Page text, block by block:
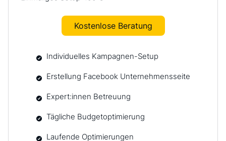
Kostenlose Beratung
Individuelles Kampagnen-Setup
Erstellung Facebook Unternehmensseite
Expert:innen Betreuung
Tägliche Budgetoptimierung
Laufende Optimierungen